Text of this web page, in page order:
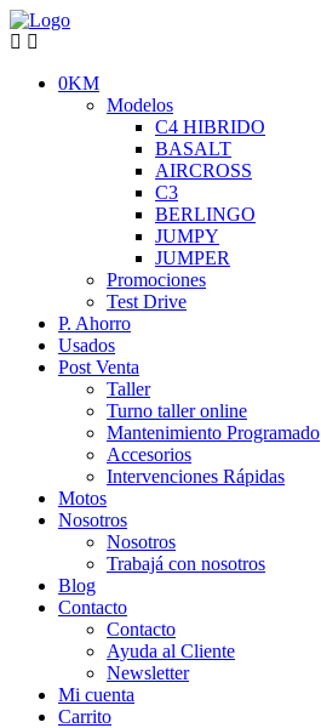
0KM
Modelos
C4 HIBRIDO
BASALT
AIRCROSS
C3
BERLINGO
JUMPY
JUMPER
Promociones
Test Drive
P. Ahorro
Usados
Post Venta
Taller
Turno taller online
Mantenimiento Programado
Accesorios
Intervenciones Rápidas
Motos
Nosotros
Nosotros
Trabajá con nosotros
Blog
Contacto
Contacto
Ayuda al Cliente
Newsletter
Mi cuenta
Carrito